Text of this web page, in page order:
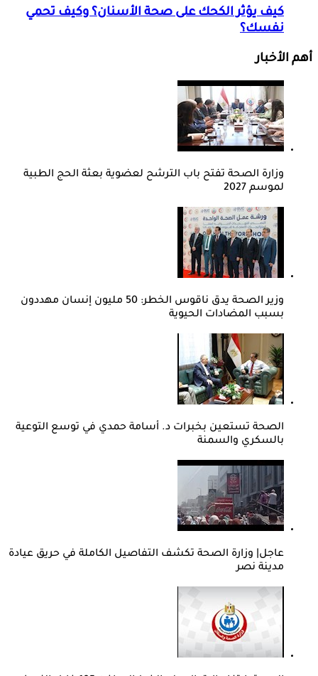
كيف يؤثر الكحك على صحة الأسنان؟ وكيف تحمي
نفسك؟
أهم الأخبار
وزارة الصحة تفتح باب الترشح لعضوية بعثة الحج الطبية
لموسم 2027
وزير الصحة يدق ناقوس الخطر: 50 مليون إنسان مهددون
بسبب المضادات الحيوية
الصحة تستعين بخبرات د. أسامة حمدي في توسع التوعية
بالسكري والسمنة
عاجل| وزارة الصحة تكشف التفاصيل الكاملة في حريق عيادة
مدينة نصر